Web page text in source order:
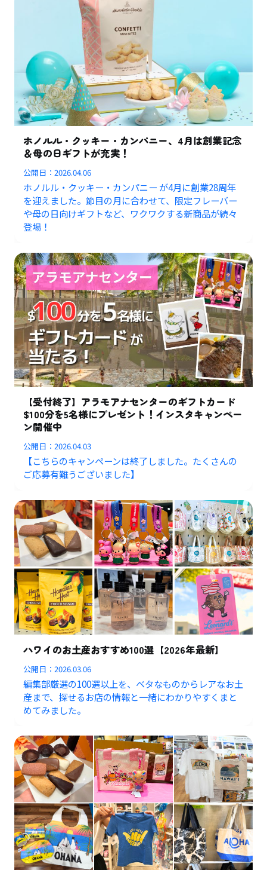
ホノルル・クッキー・カンパニー、4月は創業記念
＆母の日ギフトが充実！
公開日：2026.04.06
ホノルル・クッキー・カンパニー が4月に創業28周年
を迎えました。節目の月に合わせて、限定フレーバー
や母の日向けギフトなど、ワクワクする新商品が続々
登場！
【受付終了】アラモアナセンターのギフトカード
$100分を5名様にプレゼント！インスタキャンペー
ン開催中
公開日：2026.04.03
【こちらのキャンペーンは終了しました。たくさんの
ご応募有難うございました】
ハワイのお土産おすすめ100選【2026年最新】
公開日：2026.03.06
編集部厳選の100選以上を、ベタなものからレアなお土
産まで、探せるお店の情報と一緒にわかりやすくまと
めてみました。